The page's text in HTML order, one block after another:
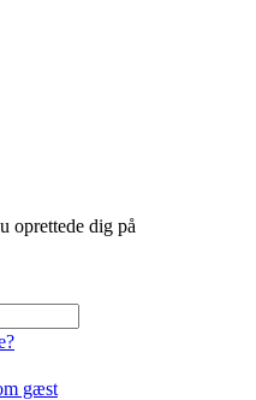
oprettede dig på
gæst